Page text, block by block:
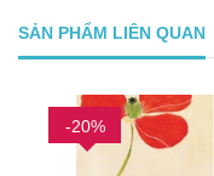
SẢN PHẨM LIÊN QUAN
-20%